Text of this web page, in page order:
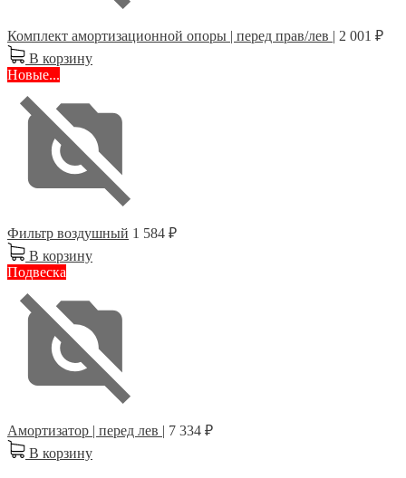
Комплект амортизационной опоры | перед прав/лев | 2 001 ₽
В корзину
Новые...
Фильтр воздушный 1 584 ₽
В корзину
Подвеска
Амортизатор | перед лев | 7 334 ₽
В корзину